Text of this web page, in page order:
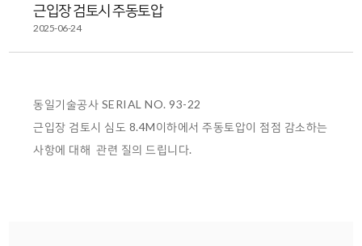
근입장 검토시 주동토압
2025-06-24
동일기술공사 SERIAL NO. 93-22
근입장 검토시 심도 8.4M이하에서 주동토압이 점점 감소하는
사항에 대해 관련 질의 드립니다.